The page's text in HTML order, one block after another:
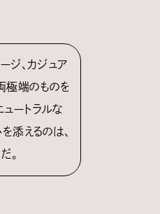
ジ、カジュア
極端のものを
ュートラルな
添えるのは、
。